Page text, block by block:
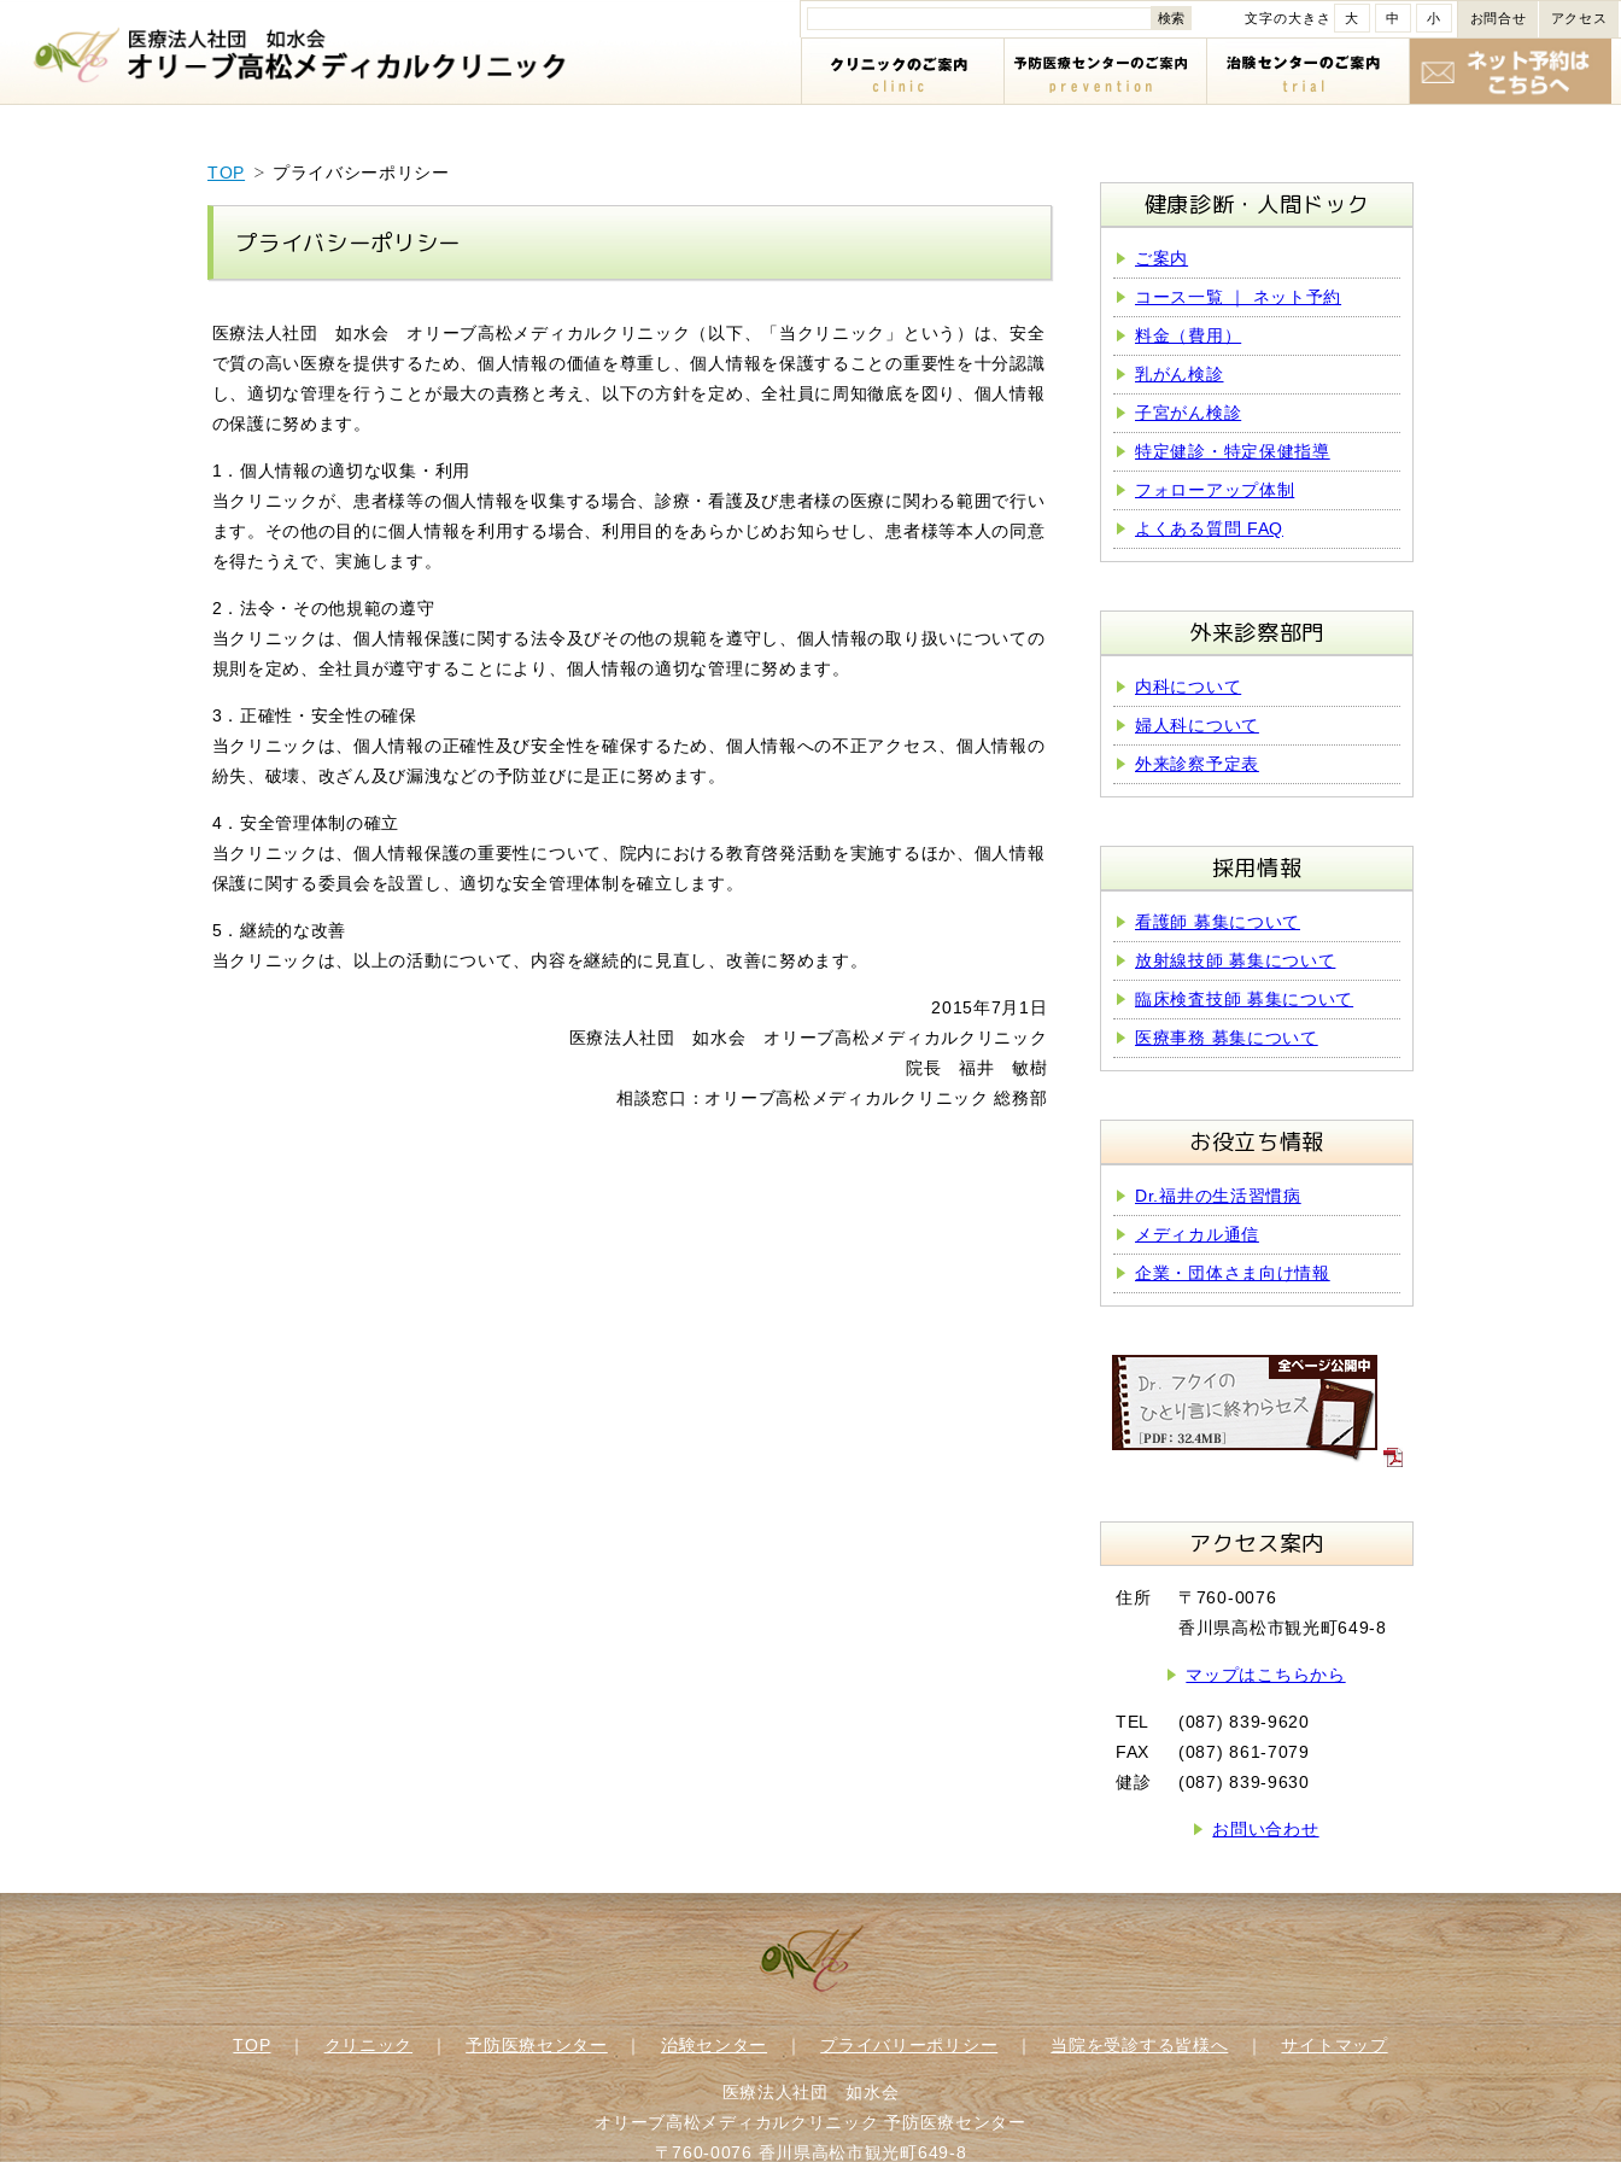
文字の大きさ 大 中 小 お問合せ アクセス
TOP プライバシーポリシー
プライバシーポリシー
医療法人社団 如水会 オリーブ高松メディカルクリニック（以下、「当クリニック」という）は、安全
で質の高い医療を提供するため、個人情報の価値を尊重し、個人情報を保護することの重要性を十分認識
し、適切な管理を行うことが最大の責務と考え、以下の方針を定め、全社員に周知徹底を図り、個人情報
の保護に努めます。
1．個人情報の適切な収集・利用
当クリニックが、患者様等の個人情報を収集する場合、診療・看護及び患者様の医療に関わる範囲で行い
ます。その他の目的に個人情報を利用する場合、利用目的をあらかじめお知らせし、患者様等本人の同意
を得たうえで、実施します。
2．法令・その他規範の遵守
当クリニックは、個人情報保護に関する法令及びその他の規範を遵守し、個人情報の取り扱いについての
規則を定め、全社員が遵守することにより、個人情報の適切な管理に努めます。
3．正確性・安全性の確保
当クリニックは、個人情報の正確性及び安全性を確保するため、個人情報への不正アクセス、個人情報の
紛失、破壊、改ざん及び漏洩などの予防並びに是正に努めます。
4．安全管理体制の確立
当クリニックは、個人情報保護の重要性について、院内における教育啓発活動を実施するほか、個人情報
保護に関する委員会を設置し、適切な安全管理体制を確立します。
5．継続的な改善
当クリニックは、以上の活動について、内容を継続的に見直し、改善に努めます。
2015年7月1日
医療法人社団 如水会 オリーブ高松メディカルクリニック
院長 福井 敏樹
相談窓口：オリーブ高松メディカルクリニック 総務部
健康診断・人間ドック
ご案内
コース一覧 ｜ ネット予約
料金（費用）
乳がん検診
子宮がん検診
特定健診・特定保健指導
フォローアップ体制
よくある質問 FAQ
外来診察部門
内科について
婦人科について
外来診察予定表
採用情報
看護師 募集について
放射線技師 募集について
臨床検査技師 募集について
医療事務 募集について
お役立ち情報
Dr.福井の生活習慣病
メディカル通信
企業・団体さま向け情報
アクセス案内
住所
〒760-0076
香川県高松市観光町649-8
マップはこちらから
TEL
(087) 839-9620
FAX
(087) 861-7079
健診
(087) 839-9630
お問い合わせ
TOP｜クリニック｜予防医療センター ｜治験センター ｜ プライバリーポリシー｜当院を受診する皆様へ ｜サイトマップ
医療法人社団 如水会
オリーブ高松メディカルクリニック 予防医療センター
〒760-0076 香川県高松市観光町649-8